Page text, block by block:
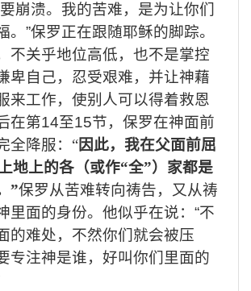
崩溃。我的苦难，是为让你们
。 ”保罗正在跟随耶稣的脚踪。
不关乎地位高低，也不是掌控
卑自己，忍受艰难，并让神藉
来工作，使别人可以得着救恩
在第14至15节，保罗在神面前
全降服：“因此，我在父面前屈
上地上的各（或作“全”）家都是
”保罗从苦难转向祷告，又从祷
里面的身份。他似乎在说： “不
的难处，不然你们就会被压
专注神是谁，好叫你们里面的